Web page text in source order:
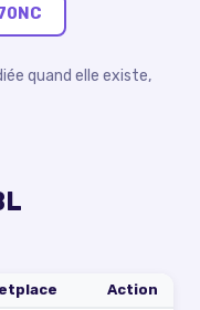
quand elle existe,
Action